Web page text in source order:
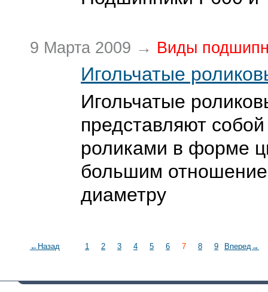
9 Марта 2009 → Виды
Игольчатые
Игольчатые
представляют
роликами в форме
большим
диаметру
Вперед→
←Назад 1 2 3 4 5 6 7 8 9